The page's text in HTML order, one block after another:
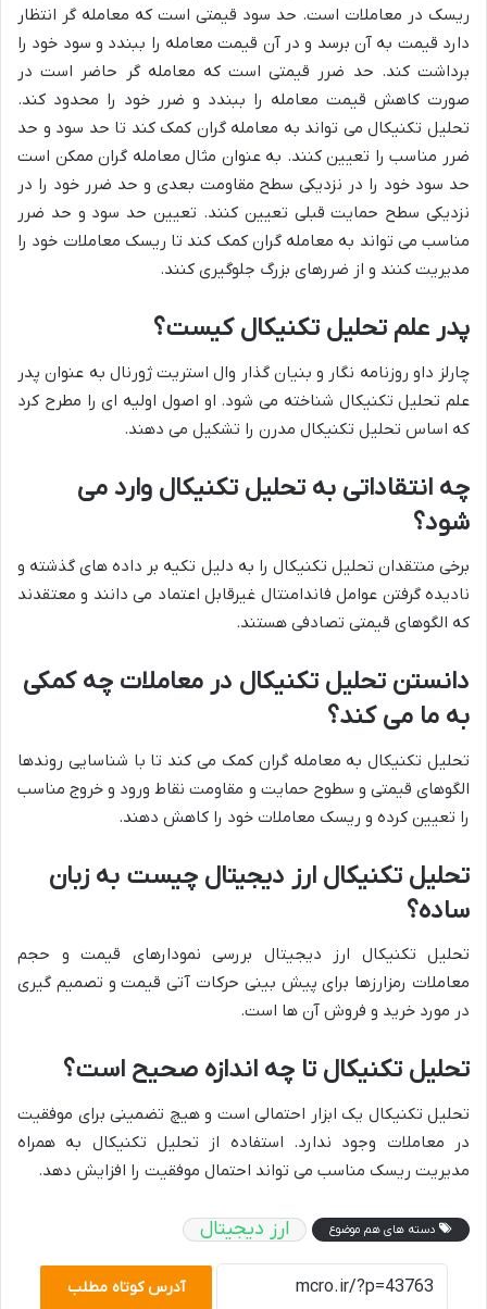
ریسک در معاملات است. حد سود قیمتی است که معامله گر انتظار
دارد قیمت به آن برسد و در آن قیمت معامله را ببندد و سود خود را
برداشت کند. حد ضرر قیمتی است که معامله گر حاضر است در
صورت کاهش قیمت معامله را ببندد و ضرر خود را محدود کند.
تحلیل تکنیکال می تواند به معامله گران کمک کند تا حد سود و حد
ضرر مناسب را تعیین کنند. به عنوان مثال معامله گران ممکن است
حد سود خود را در نزدیکی سطح مقاومت بعدی و حد ضرر خود را در
نزدیکی سطح حمایت قبلی تعیین کنند. تعیین حد سود و حد ضرر
مناسب می تواند به معامله گران کمک کند تا ریسک معاملات خود را
مدیریت کنند و از ضررهای بزرگ جلوگیری کنند.
پدر علم تحلیل تکنیکال کیست؟
چارلز داو روزنامه نگار و بنیان گذار وال استریت ژورنال به عنوان پدر
علم تحلیل تکنیکال شناخته می شود. او اصول اولیه ای را مطرح کرد
که اساس تحلیل تکنیکال مدرن را تشکیل می دهند.
چه انتقاداتی به تحلیل تکنیکال وارد می
شود؟
برخی منتقدان تحلیل تکنیکال را به دلیل تکیه بر داده های گذشته و
نادیده گرفتن عوامل فاندامنتال غیرقابل اعتماد می دانند و معتقدند
که الگوهای قیمتی تصادفی هستند.
دانستن تحلیل تکنیکال در معاملات چه کمکی
به ما می کند؟
تحلیل تکنیکال به معامله گران کمک می کند تا با شناسایی روندها
الگوهای قیمتی و سطوح حمایت و مقاومت نقاط ورود و خروج مناسب
را تعیین کرده و ریسک معاملات خود را کاهش دهند.
تحلیل تکنیکال ارز دیجیتال چیست به زبان
ساده؟
تحلیل تکنیکال ارز دیجیتال بررسی نمودارهای قیمت و حجم
معاملات رمزارزها برای پیش بینی حرکات آتی قیمت و تصمیم گیری
در مورد خرید و فروش آن ها است.
تحلیل تکنیکال تا چه اندازه صحیح است؟
تحلیل تکنیکال یک ابزار احتمالی است و هیچ تضمینی برای موفقیت
در معاملات وجود ندارد. استفاده از تحلیل تکنیکال به همراه
مدیریت ریسک مناسب می تواند احتمال موفقیت را افزایش دهد.
دسته های هم موضوع ارز دیجیتال
آدرس کوتاه مطلب